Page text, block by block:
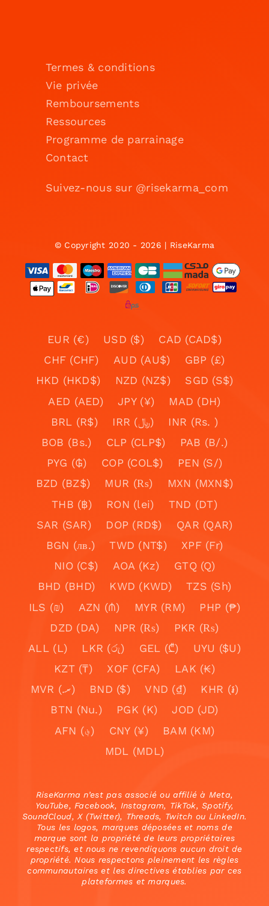
Termes & conditions
Vie privée
Remboursements
Ressources
Programme de parrainage
Contact
Suivez-nous sur @risekarma_com
© Copyright 2020 - 2026 | RiseKarma
EUR (€) USD ($)
CAD (CAD$)
CHF (CHF)
AUD (AU$)
GBP (£)
HKD (HKD$)
NZD (NZ$)
SGD (S$)
AED (AED)
JPY (¥)
MAD (DH)
BRL (R$)
IRR (﷼)
INR (Rs. )
BOB (Bs.)
CLP (CLP$)
PAB (B/.)
PYG (₲)
COP (COL$)
PEN (S/)
BZD (BZ$)
MUR (₨)
MXN (MXN$)
THB (฿)
RON (lei)
TND (DT)
SAR (SAR)
DOP (RD$)
QAR (QAR)
BGN (лв.)
TWD (NT$)
XPF (Fr)
NIO (C$)
AOA (Kz)
GTQ (Q)
BHD (BHD)
KWD (KWD)
TZS (Sh)
ILS (₪)
AZN (₼) MYR (RM)
PHP (₱)
DZD (DA)
NPR (₨)
PKR (₨)
ALL (L)
LKR (රු) GEL (₾)
UYU ($U)
KZT (₸)
XOF (CFA)
LAK (₭)
MVR (.ރ)
BND ($) VND (₫)
KHR (៛)
BTN (Nu.)
PGK (K)
JOD (JD)
AFN (؋)
CNY (¥)
BAM (KM)
MDL (MDL)
RiseKarma n’est pas associé ou affilié à Meta,
YouTube, Facebook, Instagram, TikTok, Spotify,
SoundCloud, X (Twitter), Threads, Twitch ou LinkedIn.
Tous les logos, marques déposées et noms de
marque sont la propriété de leurs propriétaires
respectifs, et nous ne revendiquons aucun droit de
propriété. Nous respectons pleinement les règles
communautaires et les directives établies par ces
plateformes et marques.